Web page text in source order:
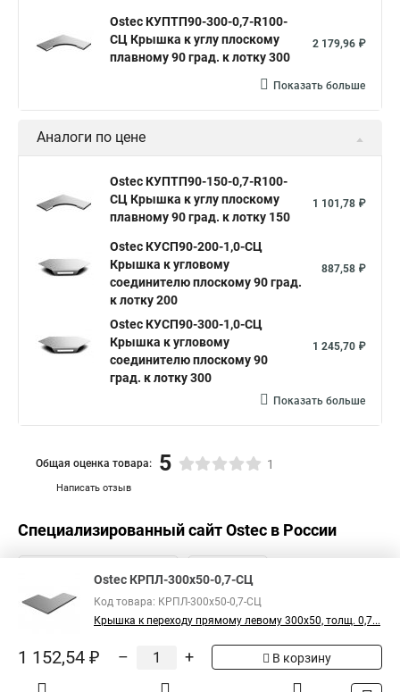
Ostec КУПТП90-300-0,7-R100-
СЦ Крышка к углу плоскому
плавному 90 град. к лотку 300
2 179,96 ₽
Показать больше
Аналоги по цене
Ostec КУПТП90-150-0,7-R100-
СЦ Крышка к углу плоскому
плавному 90 град. к лотку 150
1 101,78 ₽
Ostec КУСП90-200-1,0-СЦ
Крышка к угловому
соединителю плоскому 90 град.
к лотку 200
887,58 ₽
Ostec КУСП90-300-1,0-СЦ
Крышка к угловому
соединителю плоскому 90
град. к лотку 300
1 245,70 ₽
Показать больше
Написать отзыв
Общая оценка товара: 5 1
Специализированный сайтOstec в России
Ostec КРПЛ-300х50-0,7-СЦ
Код товара: КРПЛ-300х50-0,7-СЦ
Крышка к переходу прямому левому 300х50, толщ. 0,7...
1 152,54 ₽ – + В корзину